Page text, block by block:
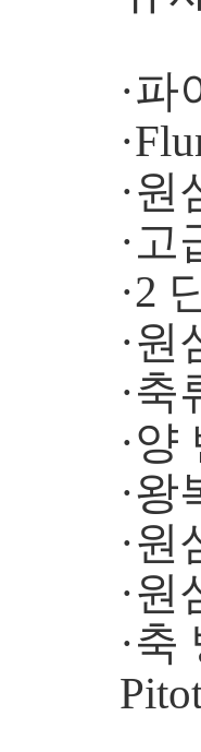
·
·
·
·2
·원
·축
·양
·왕
·원
·원
·축